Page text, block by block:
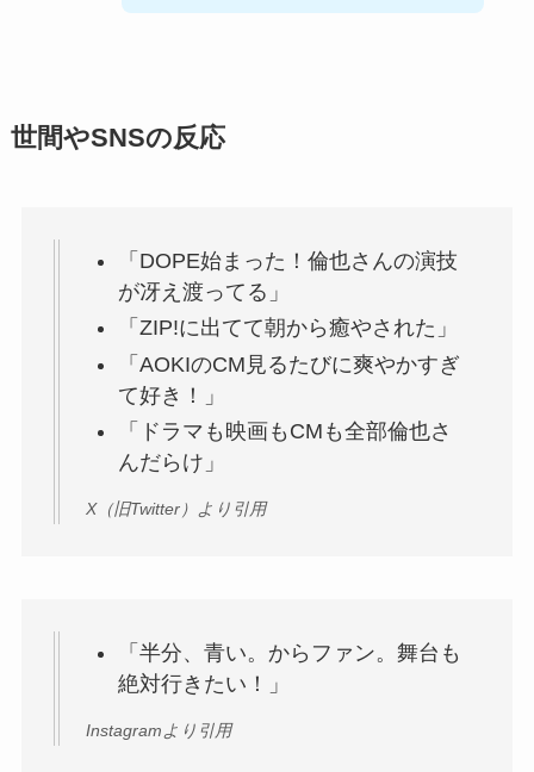
世間やSNSの反応
「DOPE始まった！倫也さんの演技
が冴え渡ってる」
「ZIP!に出てて朝から癒やされた」
「AOKIのCM見るたびに爽やかすぎ
て好き！」
「ドラマも映画もCMも全部倫也さ
んだらけ」
X（旧Twitter）より引用
「半分、青い。からファン。舞台も
絶対行きたい！」
Instagramより引用